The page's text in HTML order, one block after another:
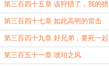
第三百四十五章 该狩猎了，我的猎
犬
第三百四十七章 如此高明的雷击
第三百四十九章 好兄弟，要死一起
死
第三百五十一章 琥珀之风